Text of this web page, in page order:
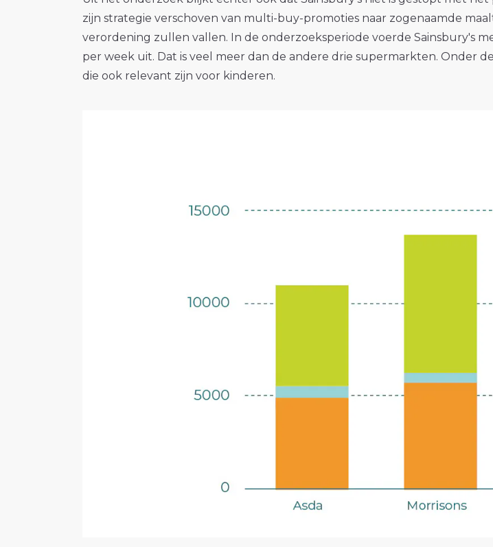
zijn strategie verschoven van multi-buy-promoties naar zogenaamde
verordening zullen vallen. In de onderzoeksperiode voerde Sainsbury's
per week uit. Dat is veel meer dan de andere drie supermarkten. Onder
die ook relevant zijn voor kinderen.